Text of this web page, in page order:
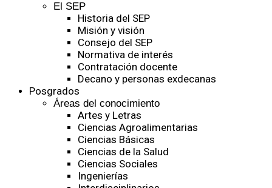
El SEP
Historia del SEP
Misión y visión
Consejo del SEP
Normativa de interés
Contratación docente
Decano y personas exdecanas
Posgrados
Áreas del conocimiento
Artes y Letras
Ciencias Agroalimentarias
Ciencias Básicas
Ciencias de la Salud
Ciencias Sociales
Ingenierías